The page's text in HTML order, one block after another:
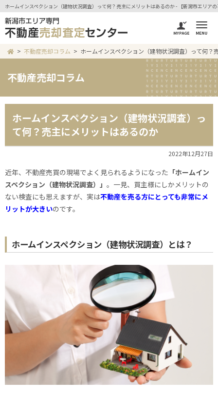
ホームインスペクション（建物状況調査）って何？売主にメリットはあるのか - 【新潟市エリア
不動産売却コラム ホームインスペクション（建物状況調査）って何？
不動産売却コラム
ホームインスペクション（建物状況調査）っ
て何？売主にメリットはあるのか
2022年12月27日
近年、不動産売買の現場でよく見られるようになった 「ホームイン
スペクション（建物状況調査）」 。一見、買主様にしかメリットの
ない検査にも思えますが、実は不動産を売る方にとっても非常にメ
リットが大きいのです。
ホームインスペクション（建物状況調査）とは？